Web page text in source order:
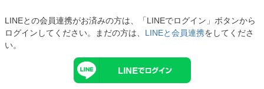
LINEとの会員連携がお済みの方は、「LINEでログイン」ボタンから
ログインしてください。まだの方は、 LINEと会員連携をしてくださ
い。